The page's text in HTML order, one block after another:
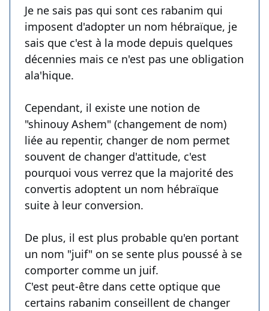
Je ne sais pas qui sont ces rabanim qui
imposent d'adopter un nom hébraïque, je
sais que c'est à la mode depuis quelques
décennies mais ce n'est pas une obligation
ala'hique.
Cependant, il existe une notion de
"shinouy Ashem" (changement de nom)
liée au repentir, changer de nom permet
souvent de changer d'attitude, c'est
pourquoi vous verrez que la majorité des
convertis adoptent un nom hébraïque
suite à leur conversion.
De plus, il est plus probable qu'en portant
un nom "juif" on se sente plus poussé à se
comporter comme un juif.
C'est peut-être dans cette optique que
certains rabanim conseillent de changer